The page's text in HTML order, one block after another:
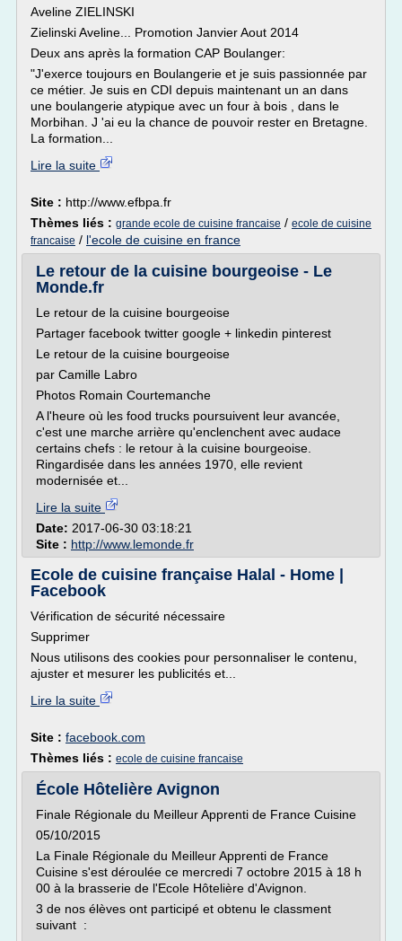
Aveline ZIELINSKI
Zielinski Aveline... Promotion Janvier Aout 2014
Deux ans après la formation CAP Boulanger:
"J'exerce toujours en Boulangerie et je suis passionnée par
ce métier. Je suis en CDI depuis maintenant un an dans
une boulangerie atypique avec un four à bois , dans le
Morbihan. J 'ai eu la chance de pouvoir rester en Bretagne.
La formation...
Lire la suite
Site : http://www.efbpa.fr
Thèmes liés : grande ecole de cuisine francaise / ecole de cuisine
francaise / l'ecole de cuisine en france
Le retour de la cuisine bourgeoise - Le
Monde.fr
Le retour de la cuisine bourgeoise
Partager facebook twitter google + linkedin pinterest
Le retour de la cuisine bourgeoise
par Camille Labro
Photos Romain Courtemanche
A l'heure où les food trucks poursuivent leur avancée,
c'est une marche arrière qu'enclenchent avec audace
certains chefs : le retour à la cuisine bourgeoise.
Ringardisée dans les années 1970, elle revient
modernisée et...
Lire la suite
Date: 2017-06-30 03:18:21
Site : http://www.lemonde.fr
Ecole de cuisine française Halal - Home |
Facebook
Vérification de sécurité nécessaire
Supprimer
Nous utilisons des cookies pour personnaliser le contenu,
ajuster et mesurer les publicités et...
Lire la suite
Site : facebook.com
Thèmes liés : ecole de cuisine francaise
École Hôtelière Avignon
Finale Régionale du Meilleur Apprenti de France Cuisine
05/10/2015
La Finale Régionale du Meilleur Apprenti de France
Cuisine s'est déroulée ce mercredi 7 octobre 2015 à 18 h
00 à la brasserie de l'Ecole Hôtelière d'Avignon.
3 de nos élèves ont participé et obtenu le classment
suivant :